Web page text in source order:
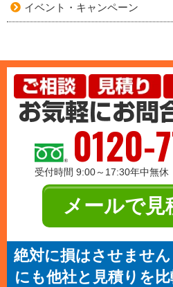
イベント・キャンペーン
0120-
受付時間 9:00～17:30年中無休
メールで見
絶対に損はさせませ
にも他社と見積りを